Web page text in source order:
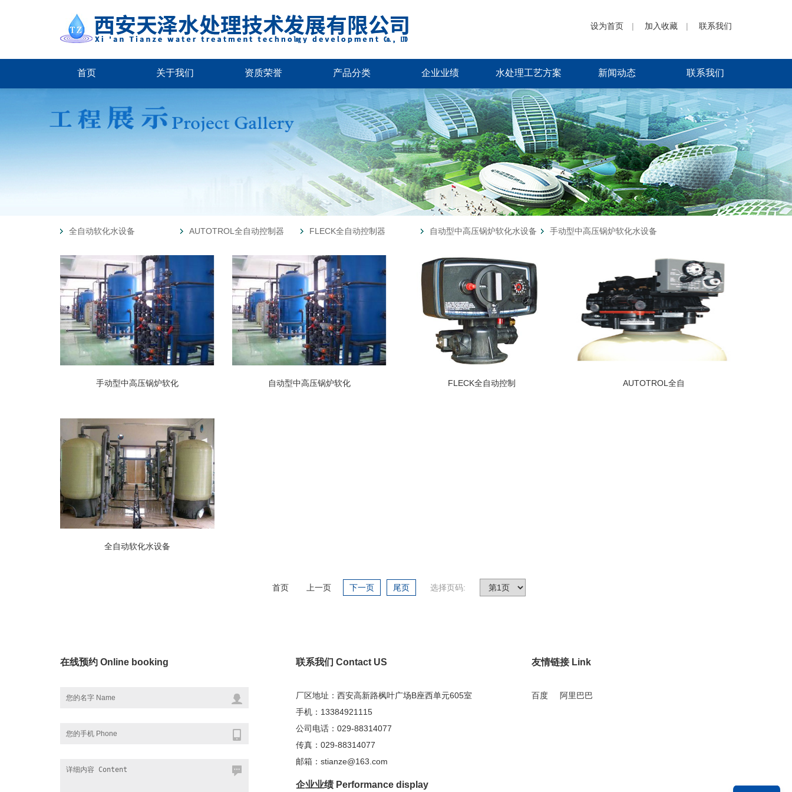
设为首页 | 加入收藏 | 联系我们
首页 关于我们 资质荣誉 产品分类 企业业绩 水处理工艺方案 新闻动态 联系我们
全自动软化水设备 AUTOTROL全自动控制器 FLECK全自动控制器 自动型中高压锅炉软化水设备 手动型中高压锅炉软化水设备
手动型中高压锅炉软化 自动型中高压锅炉软化 FLECK全自动控制 AUTOTROL全自
全自动软化水设备
首页 上一页 下一页 尾页 选择页码:
在线预约 Online booking 联系我们 Contact US
厂区地址：西安高新路枫叶广场B座西单元605室
手机：13384921115
公司电话：029-88314077
传真：029-88314077
邮箱：stianze@163.com
企业业绩 Performance display
友情链接 Link
百度 阿里巴巴